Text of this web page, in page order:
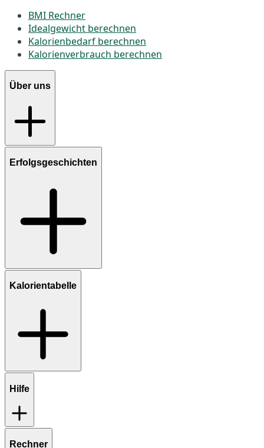
BMI Rechner
Idealgewicht berechnen
Kalorienbedarf berechnen
Kalorienverbrauch berechnen
Über uns
Erfolgsgeschichten
Kalorientabelle
Hilfe
Rechner